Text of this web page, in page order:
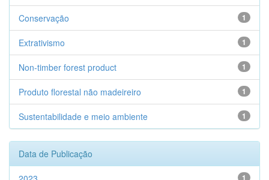
1
Conservação
1
Extrativismo
1
Non-timber forest product
1
Produto florestal não madeireiro
1
Sustentabilidade e meio ambiente
Data de Publicação
1